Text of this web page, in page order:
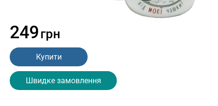
249грн
Купити
Швидке замовлення